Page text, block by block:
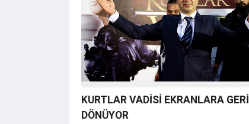
KURTLAR VADİSİ EKRANLARA GERİ
DÖNÜYOR